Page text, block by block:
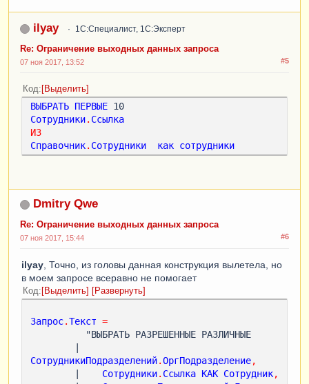
ilyay 1С:Специалист, 1С:Эксперт
Re: Ограничение выходных данных запроса
#5
07 ноя 2017, 13:52
Код Выделить
ВЫБРАТЬ ПЕРВЫЕ
Сотрудники. Ссылка
ИЗ
Справочник. Сотрудники как сотрудники
Dmitry Qwe
Re: Ограничение выходных данных запроса
#6
07 ноя 2017, 15:44
ilyay, Точно, из головы данная конструкция вылетела, но
в моем запросе всеравно не помогает
Код Выделить Развернуть
Запрос.Текст =
"ВЫБРАТЬ РАЗРЕШЕННЫЕ РАЗЛИЧНЫЕ
СотрудникиПодразделений.ОргПодразделение,
Сотрудники. Ссылка КАК Сотрудник,